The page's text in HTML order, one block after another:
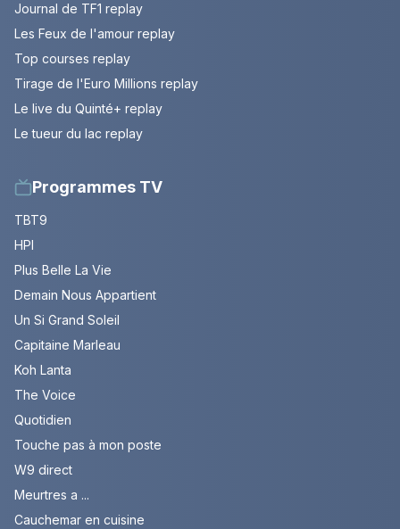
Journal de TF1 replay
Les Feux de l'amour replay
Top courses replay
Tirage de l'Euro Millions replay
Le live du Quinté+ replay
Le tueur du lac replay
Programmes TV
TBT9
HPI
Plus Belle La Vie
Demain Nous Appartient
Un Si Grand Soleil
Capitaine Marleau
Koh Lanta
The Voice
Quotidien
Touche pas à mon poste
W9 direct
Meurtres a ...
Cauchemar en cuisine